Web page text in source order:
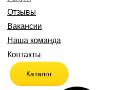
Отзывы
Вакансии
Наша команда
Контакты
Каталог